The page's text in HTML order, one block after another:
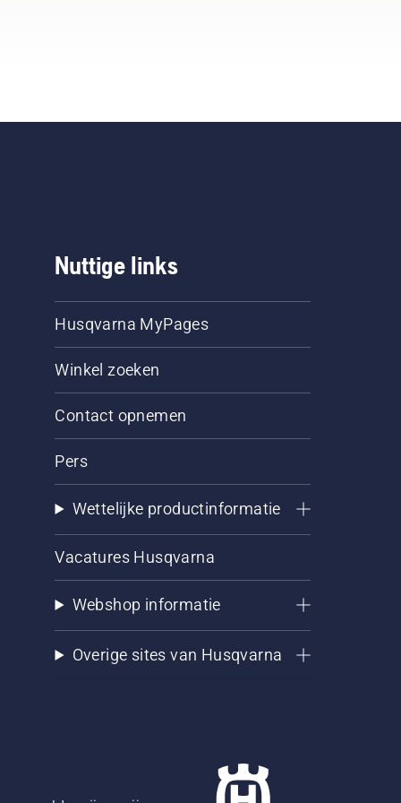
Nuttige links
Husqvarna MyPages
Winkel zoeken
Contact opnemen
Pers
Wettelijke productinformatie
Vacatures Husqvarna
Webshop informatie
Overige sites van Husqvarna